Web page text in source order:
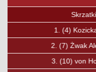
1.(15)
2.(23)
3.(27)